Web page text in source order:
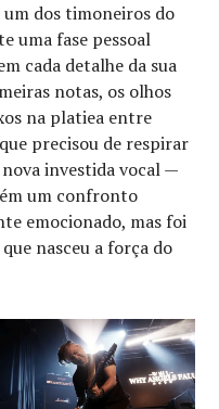
dos timoneiros do
uma fase pessoal
cada detalhe da sua
notas, os olhos
na platiea entre
precisou de respirar
investida vocal —
um confronto
emocionado, mas foi
nasceu a força do